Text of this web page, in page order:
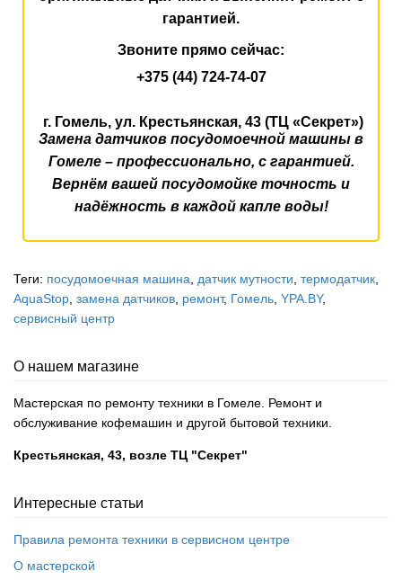
гарантией.
Звоните прямо сейчас:
+375 (44) 724-74-07
г. Гомель, ул. Крестьянская, 43(ТЦ «Секрет»)
Замена датчиков посудомоечной машины в
Гомеле – профессионально, с гарантией.
Вернём вашей посудомойке точность и
надёжность в каждой капле воды!
Теги: посудомоечная машина датчик мутности термодатчик
AquaStop замена датчиков ремонт, Гомель YPA.BY,
сервисный центр
О нашем магазине
Мастерская по ремонту техники в Гомеле. Ремонт и
обслуживание кофемашин и другой бытовой техники.
Крестьянская, 43, возле ТЦ "Секрет"
Интересные статьи
Правила ремонта техники в сервисном центре
О мастерской